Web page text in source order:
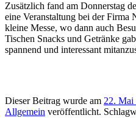
Zusätzlich fand am Donnerstag
eine Veranstaltung bei der Firma
kleine Messe, wo dann auch
Tischen Snacks und Getränke
spannend und interessant
Dieser Beitrag wurde am 22. Mai
Allgemein veröffentlicht.